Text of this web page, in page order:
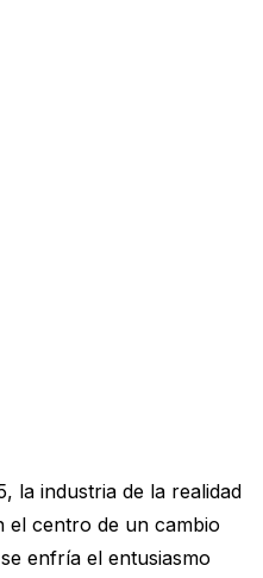
la industria de la realidad
el centro de un cambio
enfría el entusiasmo